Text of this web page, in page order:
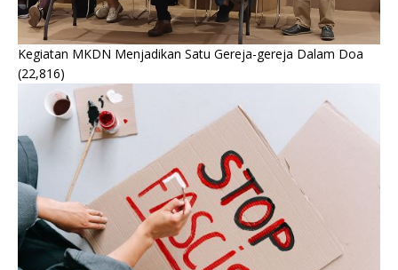
Kegiatan MKDN Menjadikan Satu Gereja-gereja Dalam Doa
(22,816)